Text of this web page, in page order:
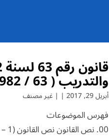
والتدريب ( 63 / 1982 )
أبريل 29, 2017 | | غير مصنف
فهرس الموضوعات
00. نص القانون نص القانون (1 – 12)